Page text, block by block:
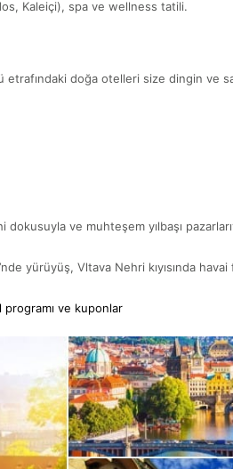
Kaleiçi), spa ve wellness tatili.
etrafındaki doğa otelleri size dingin ve
ve muhteşem yılbaşı
yürüyüş, Vltava Nehri kıyısında
programı ve kuponlar